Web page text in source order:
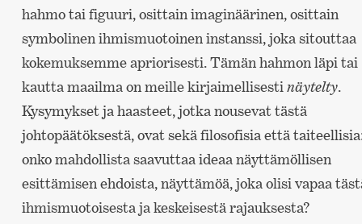
hahmo tai figuuri, osittain imaginäärinen, osittain
symbolinen ihmismuotoinen instanssi, joka sitouttaa
kokemuksemme apriorisesti. Tämän hahmon läpi tai
kautta maailma on meille kirjaimellisesti näytelty.
Kysymykset ja haasteet, jotka nousevat tästä
johtopäätöksestä, ovat sekä filosofisia että
onko mahdollista saavuttaa ideaa näyttämöllisen
esittämisen ehdoista, näyttämöä, joka olisi vapaa
ihmismuotoisesta ja keskeisestä rajauksesta?